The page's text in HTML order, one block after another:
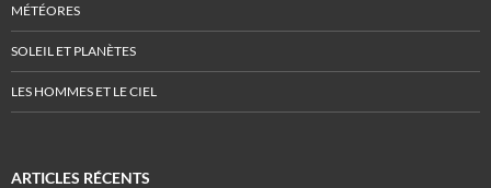
MÉTÉORES
SOLEIL ET PLANÈTES
LES HOMMES ET LE CIEL
ARTICLES RÉCENTS